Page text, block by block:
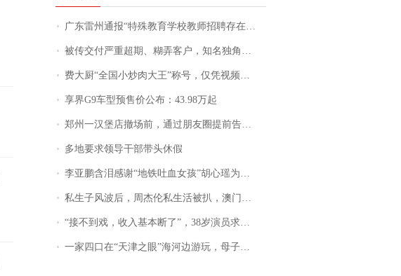
广东雷州通报“特殊教育学校教师招聘存在违规行为”：已启动问责程序 副校长被停职
被传交付严重超期、糊弄客户，知名独角兽车企创始人回应：都没证据，将依法采取措施，“本人长期与美国交管局保持沟通，对方表示肯定”
费大厨“全国小炒肉大王”称号，仅凭视频评出？中国烹饪协会回应
享界G9车型预售价公布：43.98万起
郑州一汉堡店撤场前，通过朋友圈提前告知逐一退费，有顾客仅剩1元也全被退回，分文不少；顾客：言而有信，让人感动
多地要求领导干部带头休假
李亚鹏含泪感谢“地铁吐血女孩”胡心瑶为嫣然天使捐99999元：这份捐赠太沉重，尊重其捐赠意愿，个人向胡心瑶和她的病友之家各捐赠99999元
私生子风波后，周杰伦私生活被扒，澳门输10亿传闻早已经水落石出
“接不到戏，收入基本断了”，38岁演员求职景区NPC：工作量断崖式下跌，留给我试错的时间不多了
一家四口在“天津之眼”海河边游玩，母子俩不幸溺亡